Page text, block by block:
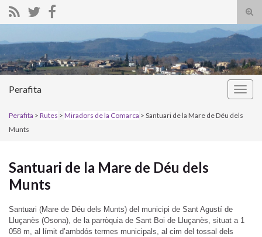
el
de
Perafita
Perafita > Rutes > Miradors de la Comarca > Santuari de la Mare de Déu dels
Munts
Santuari de la Mare de Déu dels
Munts
Santuari (Mare de Déu dels Munts) del municipi de Sant Agustí de
Lluçanès (Osona), de la parròquia de Sant Boi de Lluçanès, situat a 1
058 m, al límit d’ambdós termes municipals, al cim del tossal dels